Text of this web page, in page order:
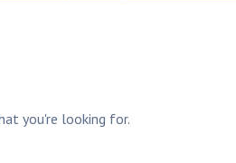
you're looking for.